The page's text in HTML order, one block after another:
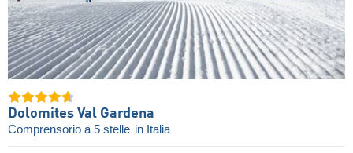
Dolomites Val Gardena
Comprensorio a 5 stelle in Italia